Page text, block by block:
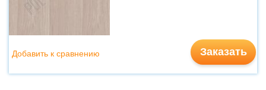
Заказать
Добавить к сравнению